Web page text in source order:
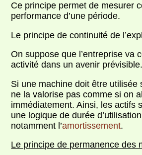
Ce principe permet de mesurer
performance d’une période.
Le principe de continuité de
On suppose que l’entreprise va
activité dans un avenir prévisible.
Si une machine doit être utilisée
ne la valorise pas comme si on
immédiatement. Ainsi, les actifs
une logique de durée
notamment l’amortissement.
Le principe de permanence des